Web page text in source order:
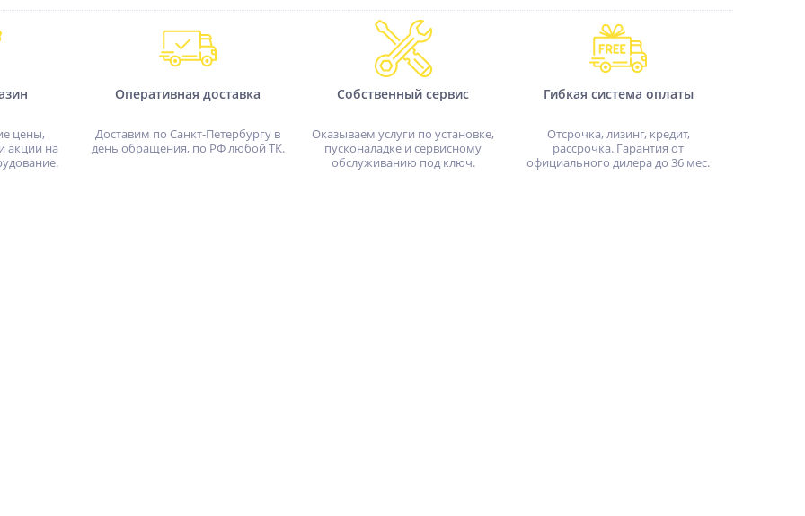
цены,
акции на
Оперативная доставка
Доставим по Санкт-Петербургу в
день обращения, по РФ любой ТК.
Собственный сервис
Оказываем услуги по установке,
пусконаладке и сервисному
обслуживанию под ключ.
Гибкая система оплаты
Отсрочка, лизинг, кредит,
рассрочка. Гарантия от
официального дилера до 36 мес.